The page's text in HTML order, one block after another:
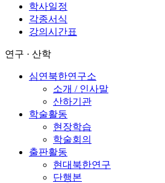
학사일정
각종서식
강의시간표
연구 · 산학
심연북한연구소
소개 / 인사말
산하기관
학술활동
현장학습
학술회의
출판활동
현대북한연구
단행본